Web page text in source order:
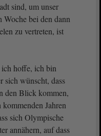
sind, um unser
bei den dann
zu vertreten, ist
ich hoffe, ich bin
sich wünscht, dass
den Blick kommen,
Jahren
sich Olympische
annähern, auf dass